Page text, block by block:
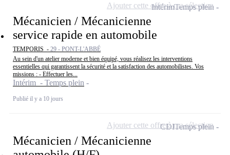
Mécanicien / Mécanicienne
service rapide en automobile
TEMPORIS - 29 - PONT-L'ABBÉ
Au sein d'un atelier moderne et bien équipé, vous réalisez les interventions
essentielles qui garantissent la sécurité et la satisfaction des automobilistes. Vos
missions : - Effectuer les...
Intérim - Temps plein
Publié il y a 10 jours
IntérimTemps plein
Ajouter cette offre à ma sélection
Mécanicien / Mécanicienne
CDITemps plein
Ajouter cette offre à ma sélection